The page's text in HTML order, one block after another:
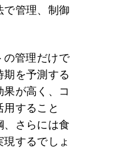
で管理、制御
の管理だけで
を予測する
が高く、コ
すること
、さらには食
するでしょ